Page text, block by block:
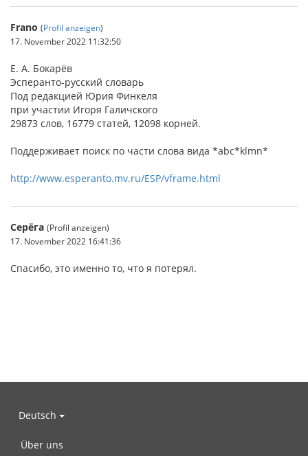
Frano (Profil anzeigen)
17. November 2022 11:32:50
Е. А. Бокарёв
Эсперанто-русский словарь
Под редакцией Юрия Финкеля
при участии Игоря Галичского
29873 слов, 16779 статей, 12098 корней.
Поддерживает поиск по части слова вида *abc*klmn*
http://www.esperanto.mv.ru/ESP/vframe.html
Серёга (Profil anzeigen)
17. November 2022 16:41:36
Спасибо, это именно то, что я потерял.
Deutsch
Über uns